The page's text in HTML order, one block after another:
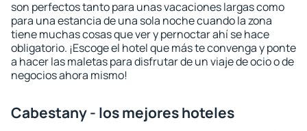
son perfectos tanto para unas vacaciones largas como
para una estancia de una sola noche cuando la zona
tiene muchas cosas que ver y pernoctar ahí se hace
obligatorio. ¡Escoge el hotel que más te convenga y ponte
a hacer las maletas para disfrutar de un viaje de ocio o de
negocios ahora mismo!
Cabestany - los mejores hoteles